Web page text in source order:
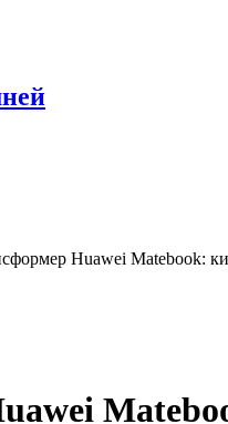
Huawei Matebook: